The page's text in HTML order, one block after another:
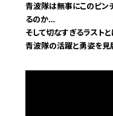
青波隊は無事にこのピン
るのか…
そして切なすぎるラスト
青波隊の活躍と勇姿を見